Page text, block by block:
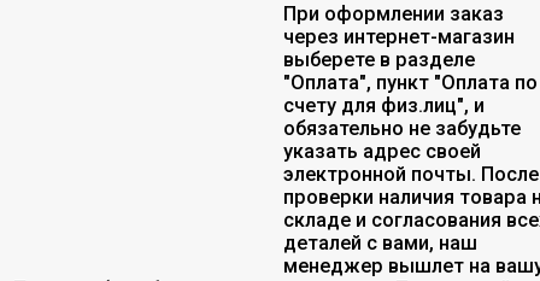
При оформлении заказ
через интернет-магазин
выберете в разделе
"Оплата", пункт "Оплата по
счету для физ.лиц", и
обязательно не забудьте
указать адрес своей
электронной почты. После
проверки наличия товара
складе и согласования
деталей с вами, наш
менеджер вышлет на